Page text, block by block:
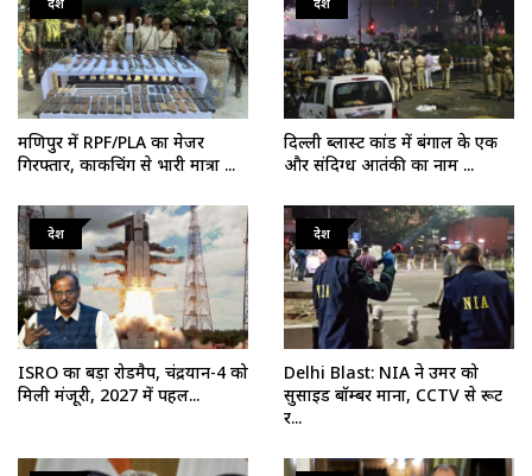
मणिपुर में RPF/PLA का मेजर
गिरफ्तार, काकचिंग से भारी मात्रा ...
दिल्ली ब्लास्ट कांड में बंगाल के एक
और संदिग्ध आतंकी का नाम ...
देश
ISRO का बड़ा रोडमैप, चंद्रयान-4 को
मिली मंजूरी, 2027 में पहल...
देश
Delhi Blast: NIA ने उमर को
सुसाइड बॉम्बर माना, CCTV से रूट
र...